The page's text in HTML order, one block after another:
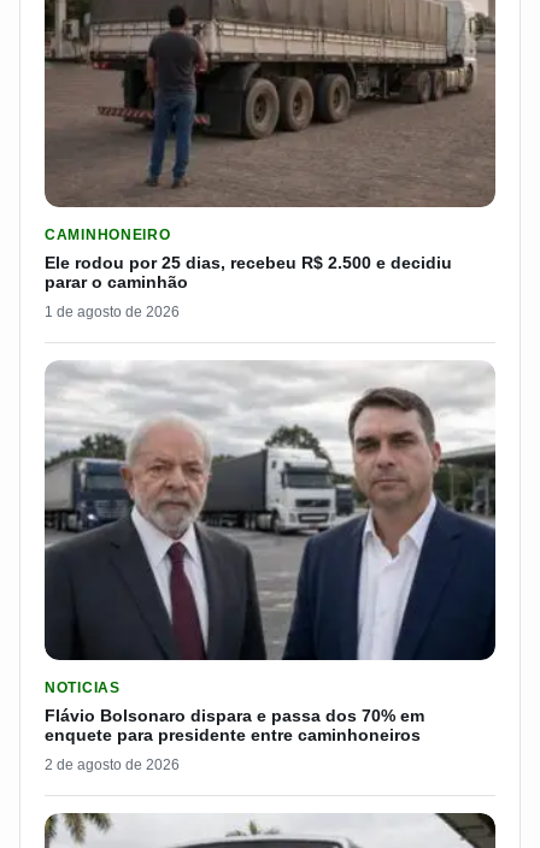
CAMINHONEIRO
Ele rodou por 25 dias, recebeu R$ 2.500 e decidiu
parar o caminhão
1 de agosto de 2026
NOTICIAS
Flávio Bolsonaro dispara e passa dos 70% em
enquete para presidente entre caminhoneiros
2 de agosto de 2026